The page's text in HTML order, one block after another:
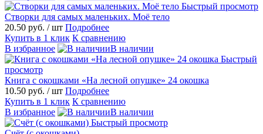
Быстрый просмотр
Створки для самых маленьких. Моё тело
20.50 руб. / шт Подробнее
Купить в 1 клик К сравнению
В избранное
В наличии
Быстрый
просмотр
Книга с окошками «На лесной опушке» 24 окошка
10.50 руб. / шт Подробнее
Купить в 1 клик К сравнению
В избранное
В наличии
Быстрый просмотр